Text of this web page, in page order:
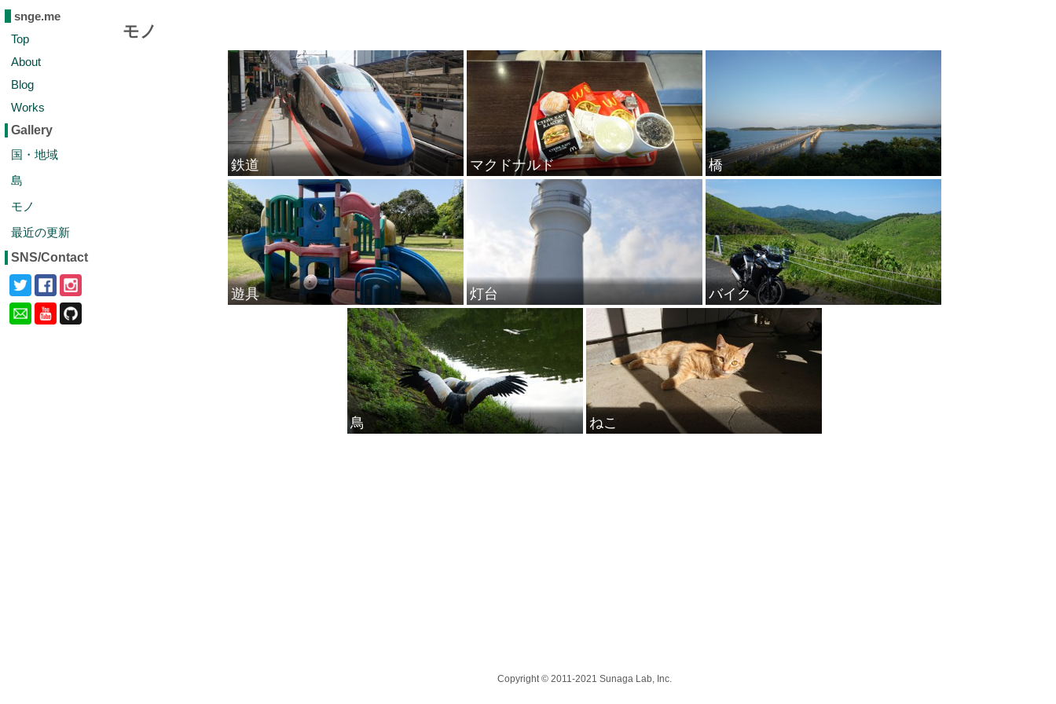
snge.me
Top
About
Blog
Works
Gallery
国・地域
島
モノ
最近の更新
SNS/Contact
モノ
鉄道 マクドナルド 橋
遊具 灯台 バイク
鳥 ねこ
Copyright © 2011-2021 Sunaga Lab, Inc.